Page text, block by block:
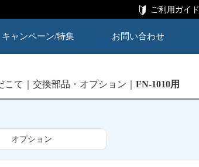
ご利用ガイド
キャンペーン/特集 お問い合わせ
こて 交換部品・オプション FN-1010用
オプション